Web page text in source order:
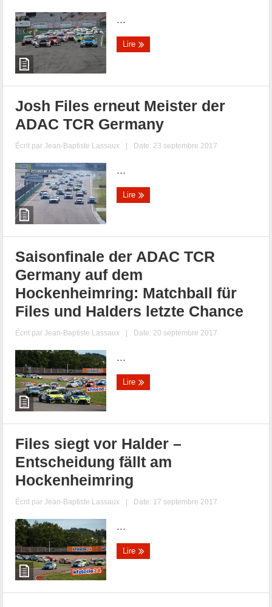
...
Lire
Josh Files erneut Meister der
ADAC TCR Germany
Écrit parJean-Baptiste Lassaux | Date: 23 septembre 2017
...
Lire
Saisonfinale der ADAC TCR
Germany auf dem
Hockenheimring: Matchball für
Files und Halders letzte Chance
Écrit parJean-Baptiste Lassaux | Date: 20 septembre 2017
...
Lire
Files siegt vor Halder –
Entscheidung fällt am
Hockenheimring
Écrit parJean-Baptiste Lassaux | Date: 17 septembre 2017
...
Lire